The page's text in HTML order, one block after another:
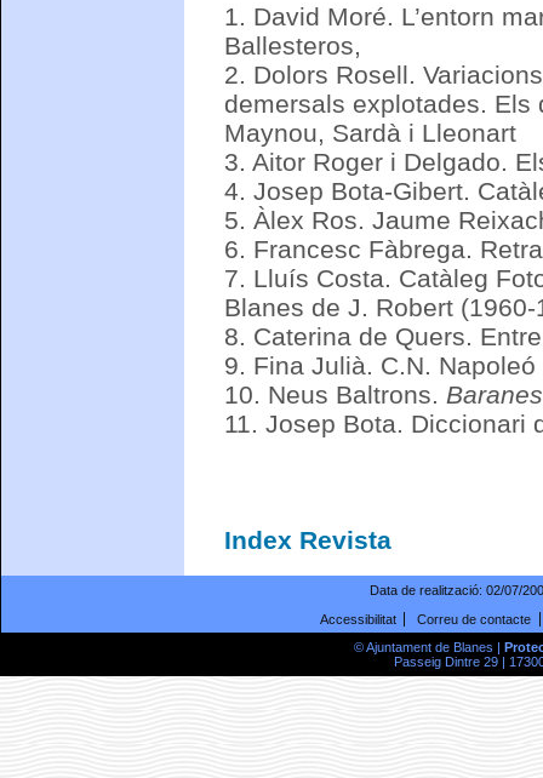
1. David Moré. L’entorn
Ballesteros,
2. Dolors Rosell.
demersals explotades. Els
Maynou, Sardà i Lleonart
3. Aitor Roger i Delgado.
4. Josep Bota-Gibert.
5. Àlex Ros. Jaume
6. Francesc Fàbrega.
7. Lluís Costa. Catàleg
Blanes de J. Robert (1960-
8. Caterina de Quers.
9. Fina Julià. C.N.
10. Neus Baltrons.
11. Josep Bota. Diccionari
Index Revista
Data de realització: 02/07/
Accessibilitat
Correu de contacte
© Ajuntament de Blanes |
Passeig Dintre 29 |